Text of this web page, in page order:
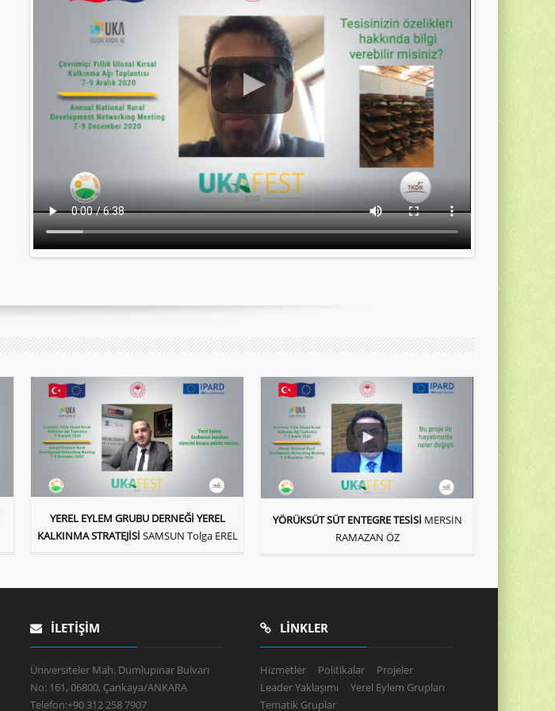
YEREL EYLEM GRUBU DERNEĞİ YEREL
KALKINMA STRATEJİSİ SAMSUN Tolga EREL
YÖRÜKSÜT SÜT ENTEGRE TESİSİ MERSİN
RAMAZAN ÖZ
İLETIŞIM
Üniversiteler Mah. Dumlupınar Bulvarı
No: 161, 06800, Çankaya/ANKARA
Telefon:+90 312 258 7907
LINKLER
Hizmetler Politikalar
Projeler
Leader Yaklaşımı
Yerel Eylem Grupları
Tematik Gruplar